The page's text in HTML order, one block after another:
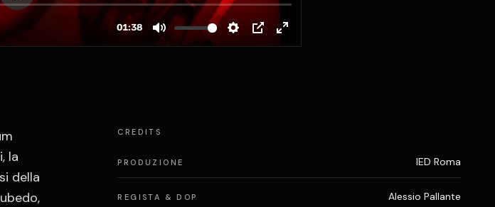
la
della
CREDITS
PRODUZIONE IED Roma
REGISTA & DOP Alessio Pallante